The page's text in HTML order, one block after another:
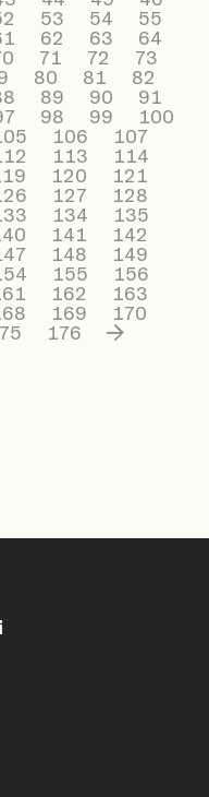
53 54
55
62 63
64
71 72
73
80 81
82
89 90
91
98 99
100
106
107
113
114
120
121
127
128
134
135
141
142
148
149
155
156
162
163
169
170
176